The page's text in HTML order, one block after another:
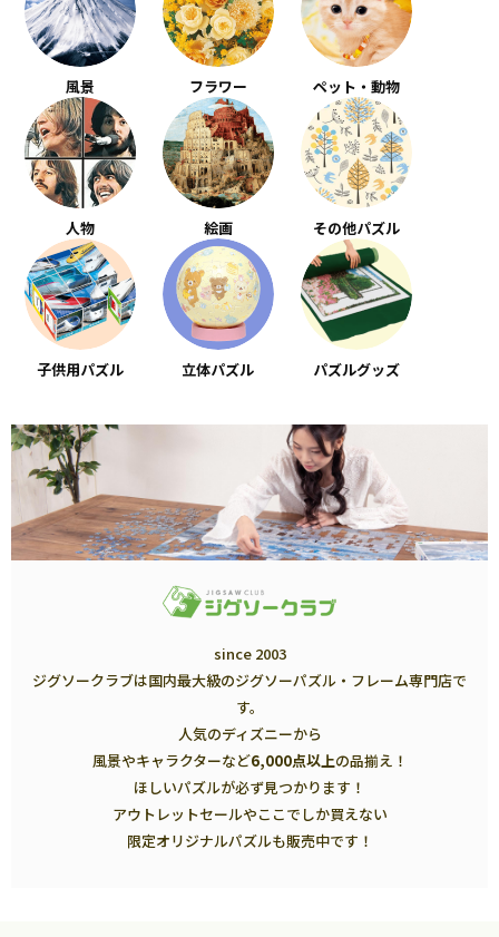
風景 フラワー ペット・動物
人物 絵画 その他パズル
子供用パズル 立体パズル パズルグッズ
since 2003
ジグソークラブは国内最大級のジグソーパズル・フレーム専門店で
す。
人気のディズニーから
風景やキャラクターなど6,000点以上の品揃え！
ほしいパズルが必ず見つかります！
アウトレットセールやここでしか買えない
限定オリジナルパズルも販売中です！